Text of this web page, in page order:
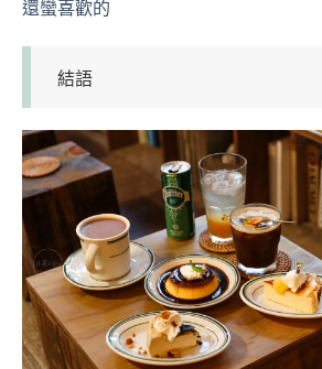
還蠻喜歡的
結語